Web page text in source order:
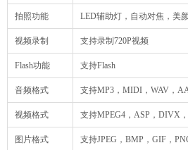
拍照功能 LED辅助灯，自动对焦，美
视频录制 支持录制720P视频
Flash功能 支持Flash
音频格式 支持MP3，MIDI，WAV，
视频格式 支持MPEG4，ASP，DIVX
图片格式 支持JPEG，BMP，GIF，